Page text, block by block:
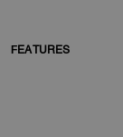
FEATURES